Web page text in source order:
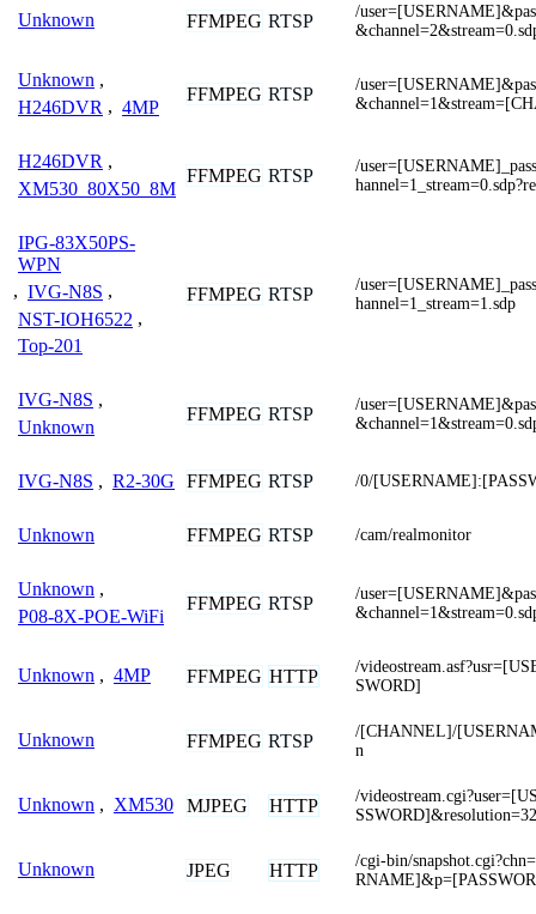
Unknown FFMPEG RTSP
/
Unknown ,
H246DVR , 4MP
FFMPEG RTSP
/
H246DVR ,
XM530_80X50_8M
FFMPEG RTSP
/
IPG-83X50PS-
WPN
, IVG-N8S ,
NST-IOH6522 ,
Top-201
FFMPEG RTSP
/
hannel=1_stream=1.sdp
IVG-N8S ,
Unknown
FFMPEG RTSP
/
IVG-N8S , R2-30G FFMPEG RTSP /0/
Unknown FFMPEG RTSP /cam/realmonitor
Unknown ,
P08-8X-POE-WiFi
FFMPEG RTSP
/
Unknown , 4MP FFMPEG HTTP
/
SWORD]
Unknown FFMPEG RTSP
/[CHANNEL]/
n
Unknown , XM530 MJPEG HTTP
/
Unknown JPEG HTTP
/cgi-bin/